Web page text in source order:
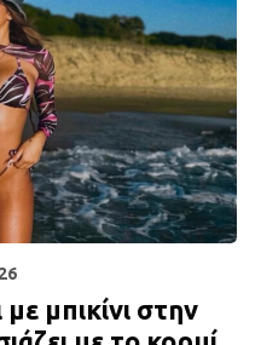
μπικίνι στην